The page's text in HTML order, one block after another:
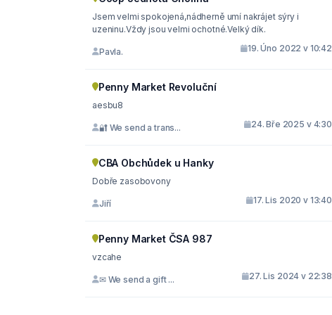
Jsem velmi spokojená,nádherně umí nakrájet sýry i
uzeninu.Vždy jsou velmi ochotné.Velký dík.
Pavla. 19. Úno 2022 v 10:42
Penny Market Revoluční
aesbu8
🔐 We send a trans... 24. Bře 2025 v 4:30
CBA Obchůdek u Hanky
Dobře zasobovony
Jiří 17. Lis 2020 v 13:40
Penny Market ČSA 987
vzcahe
✉ We send a gift ... 27. Lis 2024 v 22:38